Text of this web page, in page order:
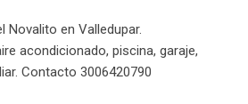
Novalito en Valledupar.
acondicionado, piscina, garaje,
Contacto 3006420790